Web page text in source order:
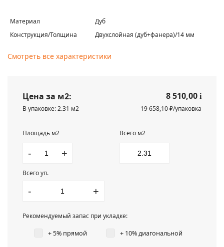
Материал
Дуб
Конструкция/Толщина
Двухслойная (дуб+фанера)/14 мм
Смотреть все характеристики
Цена за м2: 8 510,00 i
В упаковке: 2.31 м2
19 658,10 ₽/упаковка
Площадь м2
- +
Всего м2
Всего уп.
- +
Рекомендуемый запас при укладке:
+ 5% прямой + 10% диагональной